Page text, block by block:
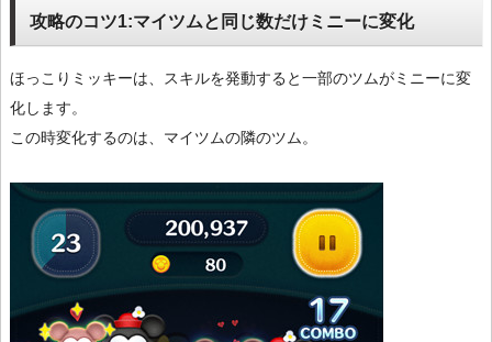
攻略のコツ1:マイツムと同じ数だけミニーに変化
ほっこりミッキーは、スキルを発動すると一部のツムがミニーに変
化します。
この時変化するのは、マイツムの隣のツム。